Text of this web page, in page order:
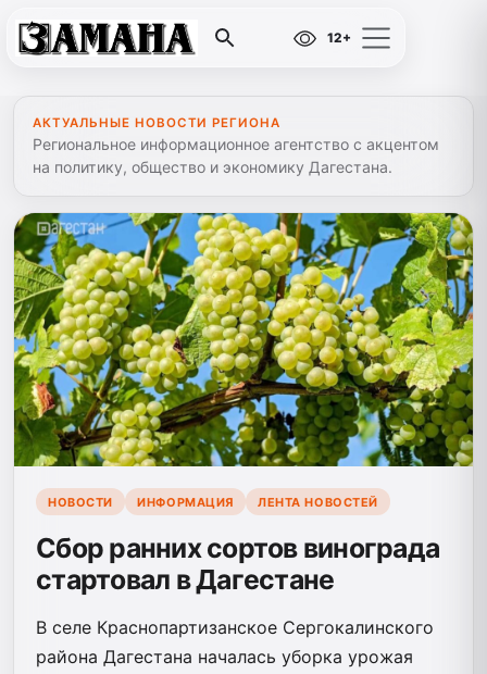
12+
АКТУАЛЬНЫЕ НОВОСТИ РЕГИОНА
Региональное информационное агентство с акцентом
на политику, общество и экономику Дагестана.
НОВОСТИ ИНФОРМАЦИЯ ЛЕНТА НОВОСТЕЙ
Сбор ранних сортов винограда
стартовал в Дагестане
В селе Краснопартизанское Сергокалинского
района Дагестана началась уборка урожая